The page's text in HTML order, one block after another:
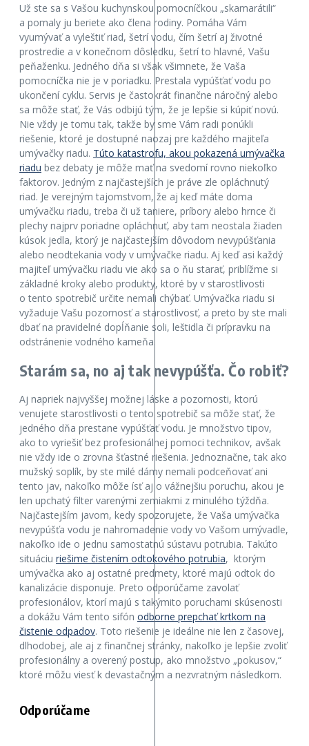
Už ste sa s Vašou kuchynskou pomocníčkou „skamarátili“
a pomaly ju beriete ako člena rodiny. Pomáha Vám
vyumývať a vyleštiť riad, šetrí vodu, čím šetrí aj životné
prostredie a v konečnom dôsledku, šetrí to hlavné, Vašu
peňaženku. Jedného dňa si však všimnete, že Vaša
pomocníčka nie je v poriadku. Prestala vypúšťať vodu po
ukončení cyklu. Servis je častokrát finančne náročný alebo
sa môže stať, že Vás odbijú tým, že je lepšie si kúpiť novú.
Nie vždy je tomu tak, takže by sme Vám radi ponúkli
riešenie, ktoré je dostupné naozaj pre každého majiteľa
umývačky riadu. Túto katastrofu, akou pokazená umývačka
riadu bez debaty je môže mať na svedomí rovno niekoľko
faktorov. Jedným z najčastejších je práve zle opláchnutý
riad. Je verejným tajomstvom, že aj keď máte doma
umývačku riadu, treba či už taniere, príbory alebo hrnce či
plechy najprv poriadne opláchnuť, aby tam neostala žiaden
kúsok jedla, ktorý je najčastejším dôvodom nevypúšťania
alebo neodtekania vody v umývačke riadu. Aj keď asi každý
majiteľ umývačku riadu vie ako sa o ňu starať, priblížme si
základné kroky alebo produkty, ktoré by v starostlivosti
o tento spotrebič určite nemali chýbať. Umývačka riadu si
vyžaduje Vašu pozornosť a starostlivosť, a preto by ste mali
dbať na pravidelné dopĺňanie soli, leštidla či prípravku na
odstránenie vodného kameňa.
Starám sa, no aj tak nevypúšťa. Čo robiť?
Aj napriek najvyššej možnej láske a pozornosti, ktorú
venujete starostlivosti o tento spotrebič sa môže stať, že
jedného dňa prestane vypúšťať vodu. Je množstvo tipov,
ako to vyriešiť bez profesionálnej pomoci technikov, avšak
nie vždy ide o zrovna šťastné riešenia. Jednoznačne, tak ako
mužský soplík, by ste milé dámy nemali podceňovať ani
tento jav, nakoľko môže ísť aj o vážnejšiu poruchu, akou je
len upchatý filter varenými zemiakmi z minulého týždňa.
Najčastejším javom, kedy spozorujete, že Vaša umývačka
nevypúšťa vodu je nahromadenie vody vo Vašom umývadle,
nakoľko ide o jednu samostatnú sústavu potrubia. Takúto
situáciu riešime čistením odtokového potrubia, ktorým
umývačka ako aj ostatné predmety, ktoré majú odtok do
kanalizácie disponuje. Preto odporúčame zavolať
profesionálov, ktorí majú s takýmito poruchami skúsenosti
a dokážu Vám tento sifón odborne prepchať krtkom na
čistenie odpadov. Toto riešenie je ideálne nie len z časovej,
dlhodobej, ale aj z finančnej stránky, nakoľko je lepšie zvoliť
profesionálny a overený postup, ako množstvo „pokusov,“
ktoré môžu viesť k devastačným a nezvratným následkom.
Odporúčame